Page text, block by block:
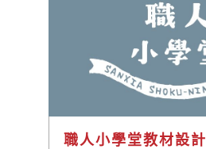
職人小學堂教材設計